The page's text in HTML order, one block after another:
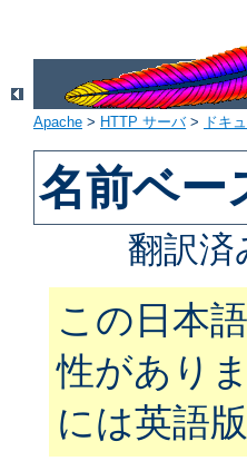
Apache > HTTP サーバ> ドキ
名前ベー
翻訳済
この日本
性があり
には英語